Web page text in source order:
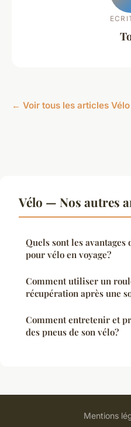
← Voir tous les articles Vélo
Vélo — Nos autres
Quels sont les
pour vélo en voyage?
Comment utiliser un
récupération après une
Comment entretenir et
des pneus de son vélo?
Mentions